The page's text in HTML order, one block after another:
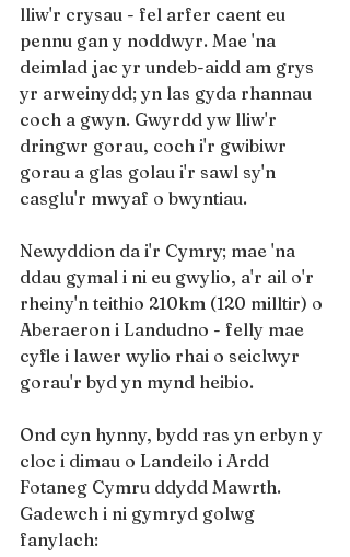
lliw'r crysau - fel arfer caent eu
pennu gan y noddwyr. Mae 'na
deimlad jac yr undeb-aidd am grys
yr arweinydd; yn las gyda rhannau
coch a gwyn. Gwyrdd yw lliw'r
dringwr gorau, coch i'r gwibiwr
gorau a glas golau i'r sawl sy'n
casglu'r mwyaf o bwyntiau.
Newyddion da i'r Cymry; mae 'na
ddau gymal i ni eu gwylio, a'r ail o'r
rheiny'n teithio 210km (120 milltir) o
Aberaeron i Landudno - felly mae
cyfle i lawer wylio rhai o seiclwyr
gorau'r byd yn mynd heibio.
Ond cyn hynny, bydd ras yn erbyn y
cloc i dimau o Landeilo i Ardd
Fotaneg Cymru ddydd Mawrth.
Gadewch i ni gymryd golwg
fanylach: